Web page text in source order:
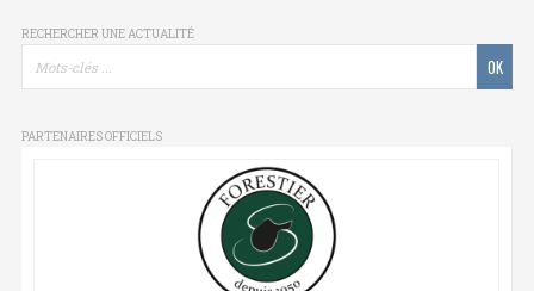
RECHERCHER UNE ACTUALITÉ
PARTENAIRES OFFICIELS